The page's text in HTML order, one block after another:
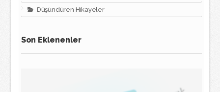
Düşündüren Hikayeler
Son Eklenenler